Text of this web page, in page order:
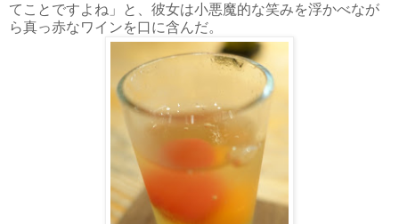
てことですよね」と、彼女は小悪魔的な笑みを浮かべなが
ら真っ赤なワインを口に含んだ。